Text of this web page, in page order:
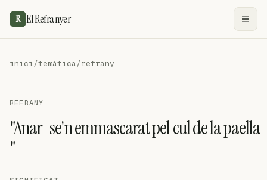
R El Refranyer
inici/temàtica/refrany
REFRANY
"Anar-se'n emmascarat pel cul de la paella
"